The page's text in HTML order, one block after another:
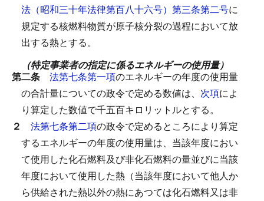
法（昭和三十年法律第百八十六号）第三条第二号に
規定する核燃料物質が原子核分裂の過程において放
出する熱とする。
（特定事業者の指定に係るエネルギーの使用量）
第二条 法第七条第一項のエネルギーの年度の使用量
の合計量についての政令で定める数値は、 次項によ
り算定した数値で千五百キロリットルとする。
２ 法第七条第二項の政令で定めるところにより算定
するエネルギーの年度の使用量は、当該年度におい
て使用した化石燃料及び非化石燃料の量並びに当該
年度において使用した熱（当該年度において他人か
ら供給された熱以外の熱にあつては化石燃料又は非